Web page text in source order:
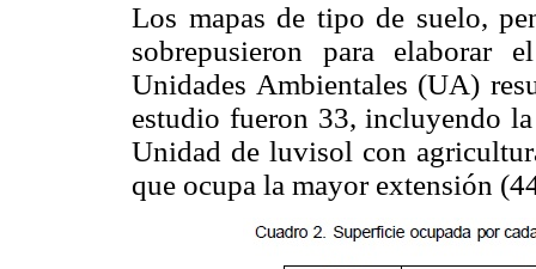
Los mapas de tipo de suelo,
sobrepusieron para elaborar
Unidades Ambientales (UA)
estudio fueron 33, incluyendo
Unidad de luvisol con
que ocupa la mayor extensión